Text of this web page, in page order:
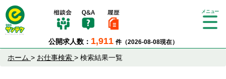
公開求人数： 1,911 件（2026-08-08現在）
Tog
ホーム > お仕事検索 > 検索結果一覧